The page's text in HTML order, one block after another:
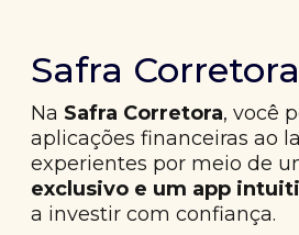
Safra Corretora
Na Safra Corretora, você
aplicações financeiras ao
experientes por meio de
exclusivo e um app
a investir com confiança.